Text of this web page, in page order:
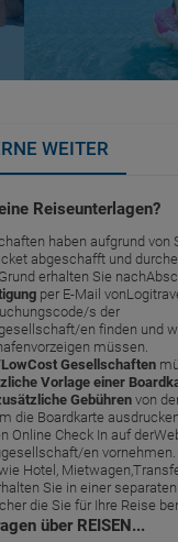
WEITER
Reiseunterlagen?
haben aufgrund von
abgeschafft und
erhalten Sie
per E-Mail
s der
en finden und
müssen.
Gesellschaften
Vorlage einer
Gebührenvon
die Boardkarte
Online Check In auf
en vornehmen.
Hotel,
Sie in einer
die Sie für Ihre Reise
über REISEN...